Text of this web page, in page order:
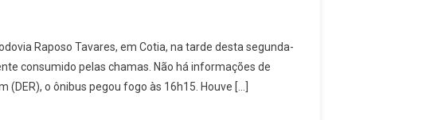
Raposo Tavares, em Cotia, na tarde desta segunda-
consumido pelas chamas. Não há informações de
o ônibus pegou fogo às 16h15. Houve […]